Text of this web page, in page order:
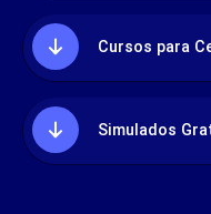
Cursos para
Simulados